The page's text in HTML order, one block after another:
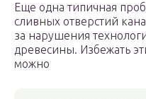
Еще одна типичная
сливных отверстий
за нарушения
древесины. Избежать
можно